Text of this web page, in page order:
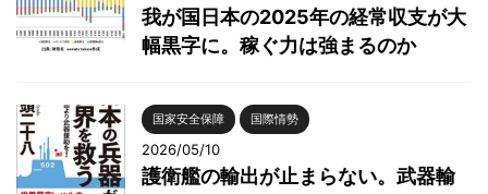
我が国日本の2025年の経常収支が大
幅黒字に。稼ぐ力は強まるのか
国家安全保障 国際情勢
2026/05/10
護衛艦の輸出が止まらない。武器輸